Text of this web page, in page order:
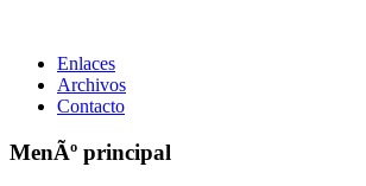
Enlaces
Archivos
Contacto
MenÃº principal